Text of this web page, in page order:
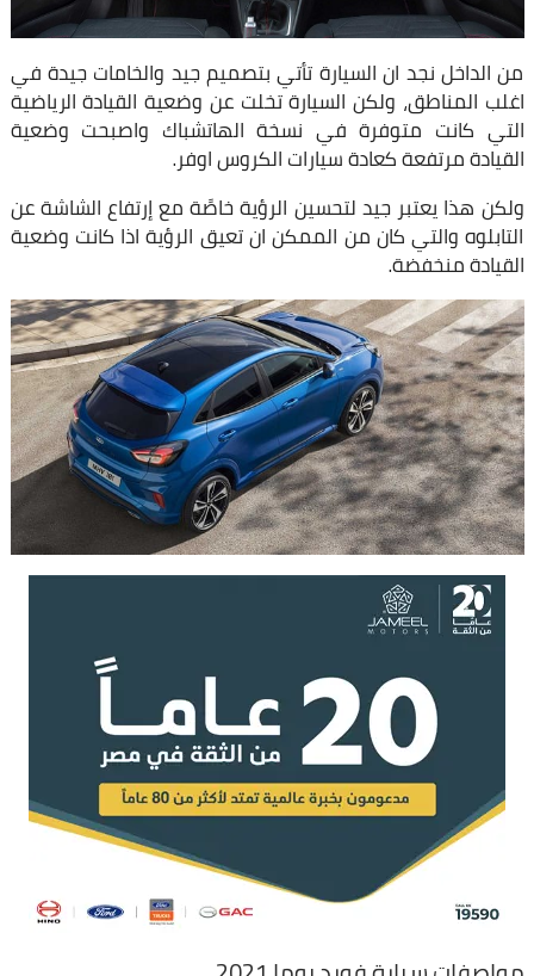
من الداخل نجد ان السيارة تأتي بتصميم جيد والخامات جيدة في
اغلب المناطق، ولكن السيارة تخلت عن وضعية القيادة الرياضية
التي كانت متوفرة في نسخة الهاتشباك واصبحت وضعية
القيادة مرتفعة كعادة سيارات الكروس اوفر.
ولكن هذا يعتبر جيد لتحسين الرؤية خاصًة مع إرتفاع الشاشة عن
التابلوه والتي كان من الممكن ان تعيق الرؤية اذا كانت وضعية
القيادة منخفضة.